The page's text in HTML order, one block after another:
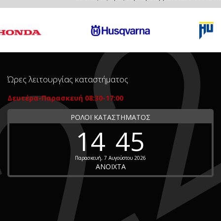
Ώρες λειτουργίας καταστήματος
Δευτέρα-Παρασκευή 08:30-17:00
ΡΟΛΟΪ ΚΑΤΑΣΤΗΜΑΤΟΣ
14 45
Παρασκευή, 7 Αυγούστου 2026
ΑΝΟΙΧΤΑ